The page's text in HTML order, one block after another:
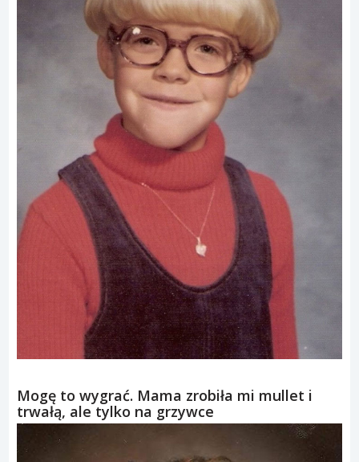
Mogę to wygrać. Mama zrobiła mi mullet i
trwałą, ale tylko na grzywce